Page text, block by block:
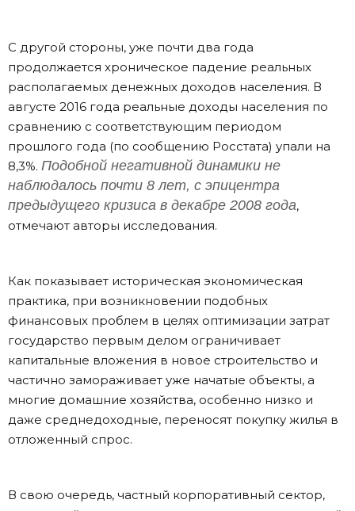
С другой стороны, уже почти два года
продолжается хроническое падение реальных
располагаемых денежных доходов населения. В
августе 2016 года реальные доходы населения по
сравнению с соответствующим периодом
прошлого года (по сообщению Росстата) упали на
8,3%. Подобной негативной динамики не
наблюдалось почти 8 лет, с эпицентра
предыдущего кризиса в декабре 2008 года,
отмечают авторы исследования.
Как показывает историческая экономическая
практика, при возникновении подобных
финансовых проблем в целях оптимизации затрат
государство первым делом ограничивает
капитальные вложения в новое строительство и
частично замораживает уже начатые объекты, а
многие домашние хозяйства, особенно низко и
даже среднедоходные, переносят покупку жилья в
отложенный спрос.
В свою очередь, частный корпоративный сектор,